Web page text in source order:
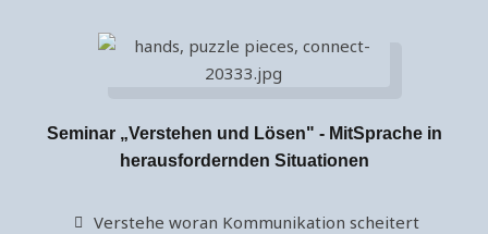
Seminar „Verstehen und Lösen" - MitSprache in
herausfordernden Situationen
Verstehe woran Kommunikation scheitert